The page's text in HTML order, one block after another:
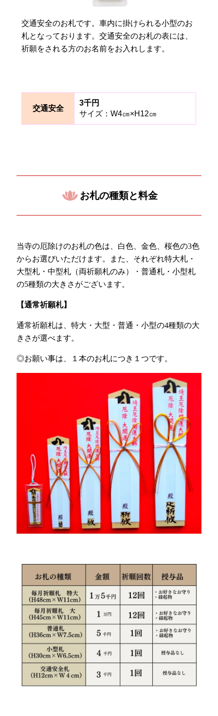
交通安全のお札です。車内に掛けられる小型のお
札となっております。交通安全のお札の表には、
祈願をされる方のお名前をお入れします。
交通安全
3千円
サイズ：W4㎝×H12㎝
お札の種類と料金
当寺の厄除けのお札の色は、白色、金色、桜色の3色
からお選びいただけます。また、それぞれ特大札・
大型札・中型札（両祈願札のみ）・普通札・小型札
の5種類の大きさがございます。
【通常祈願札】
通常祈願札は、特大・大型・普通・小型の4種類の大
きさが選べます。
◎お願い事は、１本のお札につき１つです。